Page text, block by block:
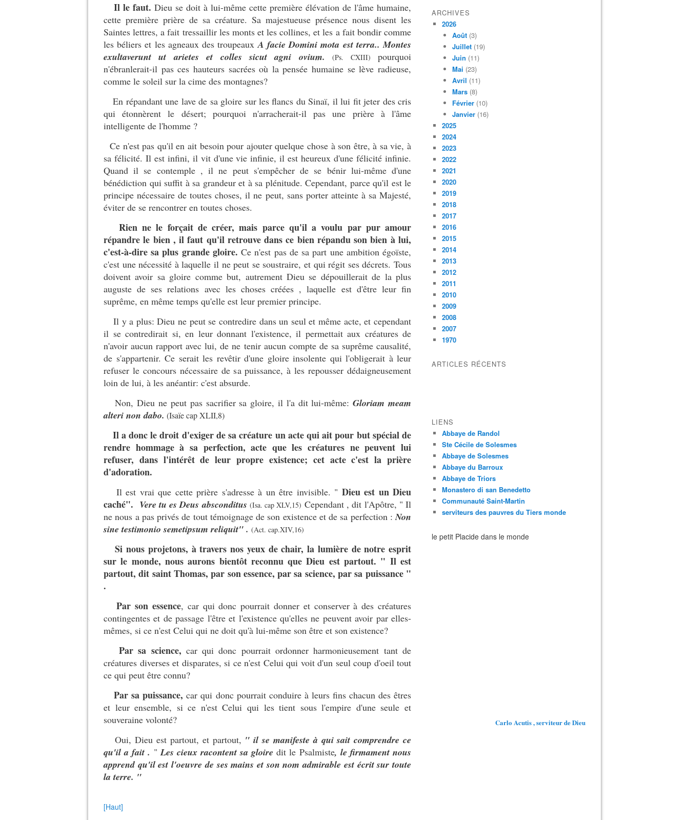
Il le faut. Dieu se doit à lui-même cette première élévation de l'âme humaine,
cette première prière de sa créature. Sa majestueuse présence nous disent les
Saintes lettres, a fait tressaillir les monts et les collines, et les a fait bondir comme
les béliers et les agneaux des troupeauxA facie Domini mota est terra.. Montes
exultaverunt ut arietes et colles sicut agni ovium.
(Ps. CXIII)
pourquoi
n'ébranlerait-il pas ces hauteurs sacrées où la pensée humaine se lève radieuse,
comme le soleil sur la cime des montagnes?
En répandant une lave de sa gloire sur les flancs du Sinaï, il lui fit jeter des cris
qui étonnèrent le désert; pourquoi n'arracherait-il pas une prière à l'âme
intelligente de l'homme ?
Ce n'est pas qu'il en ait besoin pour ajouter quelque chose à son être, à sa vie, à
sa félicité. Il est infini, il vit d'une vie infinie, il est heureux d'une félicité infinie.
Quand il se contemple , il ne peut s'empêcher de se bénir lui-même d'une
bénédiction qui suffit à sa grandeur et à sa plénitude. Cependant, parce qu'il est le
principe nécessaire de toutes choses, il ne peut, sans porter atteinte à sa Majesté,
éviter de se rencontrer en toutes choses.
Rien ne le forçait de créer, mais parce qu'il a voulu par pur amour
répandre le bien , il faut qu'il retrouve dans ce bien répandu son bien à lui,
c'est-à-dire sa plus grande gloire. Ce n'est pas de sa part une ambition égoïste,
c'est une nécessité à laquelle il ne peut se soustraire, et qui régit ses décrets. Tous
doivent avoir sa gloire comme but, autrement Dieu se dépouillerait de la plus
auguste de ses relations avec les choses créées , laquelle est d'être leur fin
suprême, en même temps qu'elle est leur premier principe.
Il y a plus: Dieu ne peut se contredire dans un seul et même acte, et cependant
il se contredirait si, en leur donnant l'existence, il permettait aux créatures de
n'avoir aucun rapport avec lui, de ne tenir aucun compte de sa suprême causalité,
de s'appartenir. Ce serait les revêtir d'une gloire insolente qui l'obligerait à leur
refuser le concours nécessaire de sa puissance, à les repousser dédaigneusement
loin de lui, à les anéantir: c'est absurde.
Non, Dieu ne peut pas sacrifier sa gloire, il l'a dit lui-même:Gloriam meam
alteri non dabo. (Isaïe cap XLII,8)
Il a donc le droit d'exiger de sa créature un acte qui ait pour but spécial de
rendre hommage à sa perfection, acte que les créatures ne peuvent lui
refuser, dans l'intérêt de leur propre existence; cet acte c'est la prière
d'adoration.
Il est vrai que cette prière s'adresse à un être invisible. " Dieu est un Dieu
caché". Vere tu es Deus absconditus (Isa. cap XLV,15) Cependant , dit l'Apôtre, " Il
ne nous a pas privés de tout témoignage de son existence et de sa perfection :Non
sine testimonio semetipsum reliquit" . (Act. cap.XIV,16)
Si nous projetons, à travers nos yeux de chair, la lumière de notre esprit
sur le monde, nous aurons bientôt reconnu que Dieu est partout. " Il est
partout, dit saint Thomas, par son essence, par sa science, par sa puissance "
.
Par son essence, car qui donc pourrait donner et conserver à des créatures
contingentes et de passage l'être et l'existence qu'elles ne peuvent avoir par elles-
mêmes, si ce n'est Celui qui ne doit qu'à lui-même son être et son existence?
Par sa science, car qui donc pourrait ordonner harmonieusement tant de
créatures diverses et disparates, si ce n'est Celui qui voit d'un seul coup d'oeil tout
ce qui peut être connu?
Par sa puissance, car qui donc pourrait conduire à leurs fins chacun des êtres
et leur ensemble, si ce n'est Celui qui les tient sous l'empire d'une seule et
souveraine volonté?
Oui, Dieu est partout, et partout, " il se manifeste à qui sait comprendre ce
qu'il a fait . "Les cieux racontent sa gloiredit le Psalmiste, le firmament nous
apprend qu'il est l'oeuvre de ses mains et son nom admirable est écrit sur toute
la terre. "
[Haut]
ARCHIVES
2026
Août (3)
Juillet (19)
Juin (11)
Mai (23)
Avril (11)
Mars (8)
Février (10)
Janvier (16)
2025
2024
2023
2022
2021
2020
2019
2018
2017
2016
2015
2014
2013
2012
2011
2010
2009
2008
2007
1970
ARTICLES RÉCENTS
LIENS
Abbaye de Randol
Ste Cécile de Solesmes
Abbaye de Solesmes
Abbaye du Barroux
Abbaye de Triors
Monastero di san Benedetto
Communauté Saint-Martin
serviteurs des pauvres du Tiers monde
le petit Placide dans le monde
Carlo Acutis , serviteur de Dieu